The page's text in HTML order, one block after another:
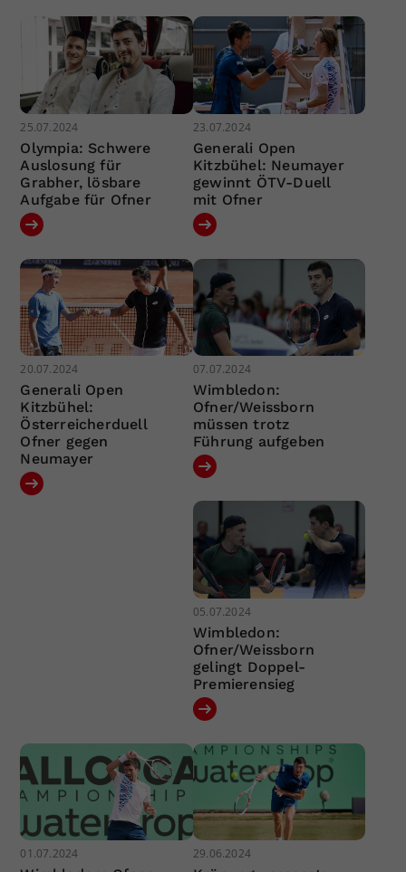
25.07.2024
Olympia: Schwere
Auslosung für
Grabher, lösbare
Aufgabe für Ofner
23.07.2024
Generali Open
Kitzbühel: Neumayer
gewinnt ÖTV-Duell
mit Ofner
20.07.2024
Generali Open
Kitzbühel:
Österreicherduell
Ofner gegen
Neumayer
07.07.2024
Wimbledon:
Ofner/Weissborn
müssen trotz
Führung aufgeben
05.07.2024
Wimbledon:
Ofner/Weissborn
gelingt Doppel-
Premierensieg
01.07.2024 29.06.2024